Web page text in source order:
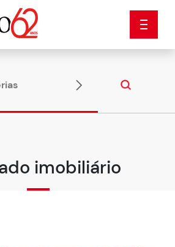
Dicas
imobiliário